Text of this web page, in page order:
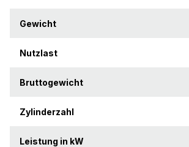
Gewicht
Nutzlast
Bruttogewicht
Zylinderzahl
Leistung in kW